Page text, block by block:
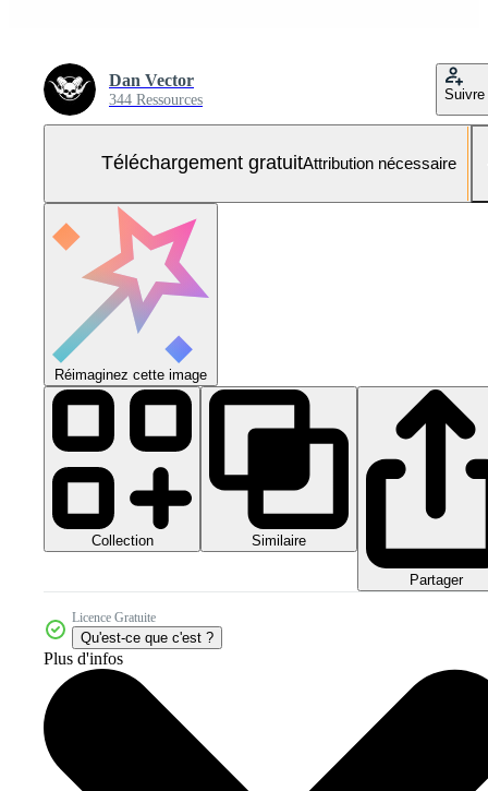
Dan Vector
344 Ressources Suivre
Téléchargement gratuitAttribution nécessaire
Réimaginez cette image
Collection Similaire
Partager
Licence Gratuite
Qu'est-ce que c'est ?
Plus d'infos